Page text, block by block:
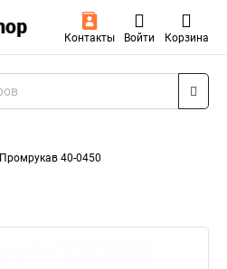
Контакты Войти Корзина
Промрукав 40-0450